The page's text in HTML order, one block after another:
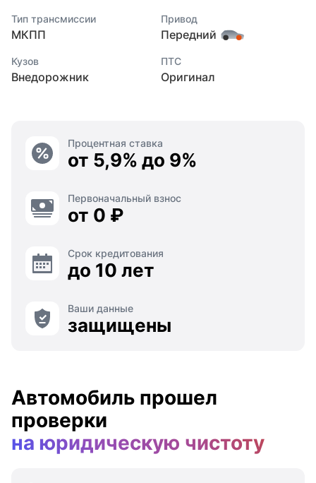
Тип трансмиссии
МКПП
Привод
Передний
Кузов
Внедорожник
ПТС
Оригинал
Процентная ставка
от 5,9% до 9%
Первоначальный взнос
от 0 ₽
Срок кредитования
до 10 лет
Ваши данные
защищены
Автомобиль прошел
проверки
на юридическую чистоту